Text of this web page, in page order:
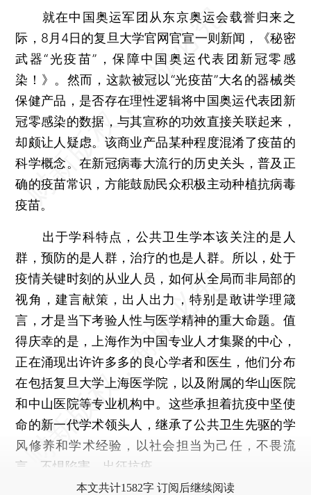
就在中国奥运军团从东京奥运会载誉归来之
际，8月4日的复旦大学官网官宣一则新闻，《秘密
武器“光疫苗”，保障中国奥运代表团新冠零感
染！》。然而，这款被冠以“光疫苗”大名的器械类
保健产品，是否存在理性逻辑将中国奥运代表团新
冠零感染的数据，与其宣称的功效直接关联起来，
却颇让人疑虑。该商业产品某种程度混淆了疫苗的
科学概念。在新冠病毒大流行的历史关头，普及正
确的疫苗常识，方能鼓励民众积极主动种植抗病毒
疫苗。
出于学科特点，公共卫生学本该关注的是人
群，预防的是人群，治疗的也是人群。所以，处于
疫情关键时刻的从业人员，如何从全局而非局部的
视角，建言献策，出人出力，特别是敢讲学理箴
言，才是当下考验人性与医学精神的重大命题。值
得庆幸的是，上海作为中国专业人才集聚的中心，
正在涌现出许许多多的良心学者和医生，他们分布
在包括复旦大学上海医学院，以及附属的华山医院
和中山医院等专业机构中。这些承担着抗疫中坚使
命的新一代学术领头人，继承了公共卫生先驱的学
风修养和学术经验，以社会担当为己任，不畏流
言，不惧陷害，出征抗疫。
本文共计1582字 订阅后继续阅读